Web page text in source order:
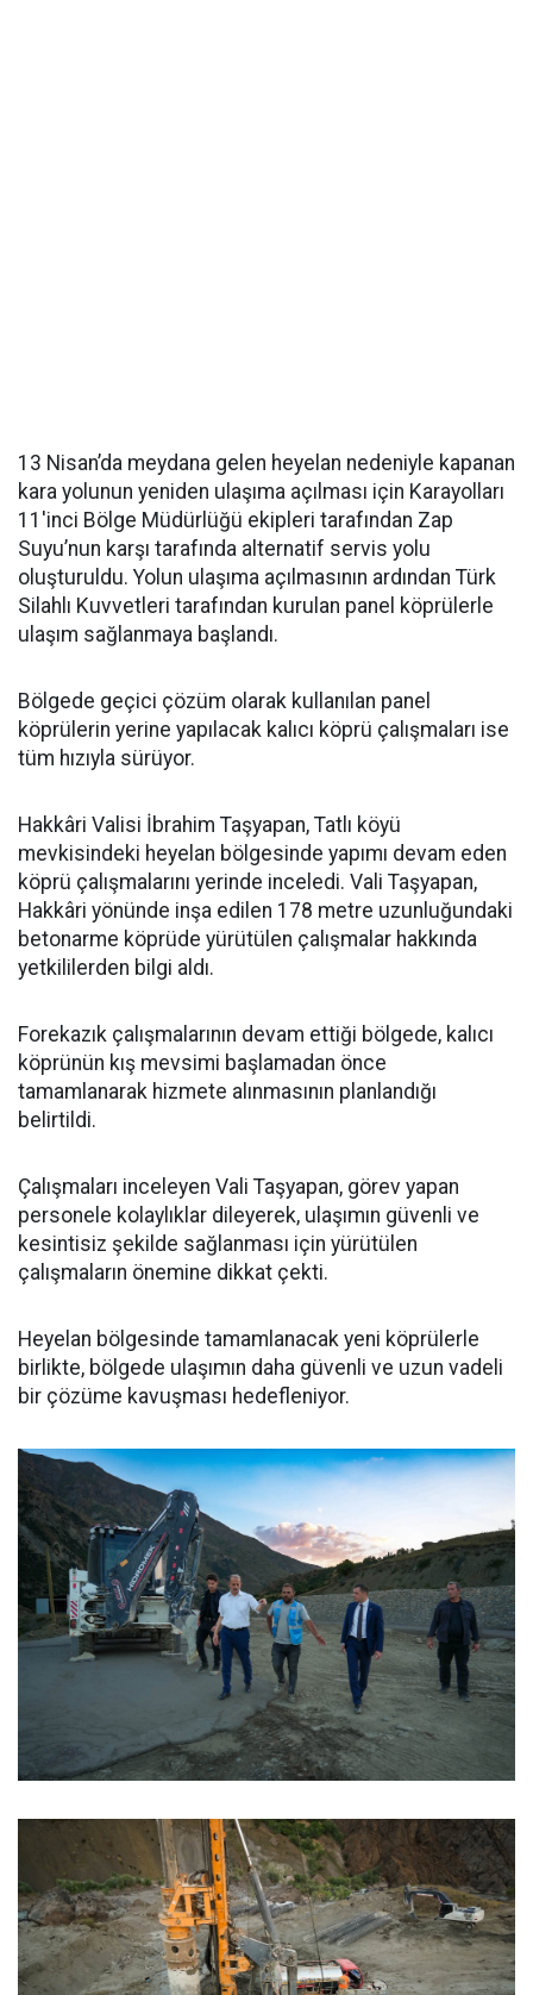
13 Nisan’da meydana gelen heyelan nedeniyle kapanan
kara yolunun yeniden ulaşıma açılması için Karayolları
11'inci Bölge Müdürlüğü ekipleri tarafından Zap
Suyu’nun karşı tarafında alternatif servis yolu
oluşturuldu. Yolun ulaşıma açılmasının ardından Türk
Silahlı Kuvvetleri tarafından kurulan panel köprülerle
ulaşım sağlanmaya başlandı.
Bölgede geçici çözüm olarak kullanılan panel
köprülerin yerine yapılacak kalıcı köprü çalışmaları ise
tüm hızıyla sürüyor.
Hakkâri Valisi İbrahim Taşyapan, Tatlı köyü
mevkisindeki heyelan bölgesinde yapımı devam eden
köprü çalışmalarını yerinde inceledi. Vali Taşyapan,
Hakkâri yönünde inşa edilen 178 metre uzunluğundaki
betonarme köprüde yürütülen çalışmalar hakkında
yetkililerden bilgi aldı.
Forekazık çalışmalarının devam ettiği bölgede, kalıcı
köprünün kış mevsimi başlamadan önce
tamamlanarak hizmete alınmasının planlandığı
belirtildi.
Çalışmaları inceleyen Vali Taşyapan, görev yapan
personele kolaylıklar dileyerek, ulaşımın güvenli ve
kesintisiz şekilde sağlanması için yürütülen
çalışmaların önemine dikkat çekti.
Heyelan bölgesinde tamamlanacak yeni köprülerle
birlikte, bölgede ulaşımın daha güvenli ve uzun vadeli
bir çözüme kavuşması hedefleniyor.